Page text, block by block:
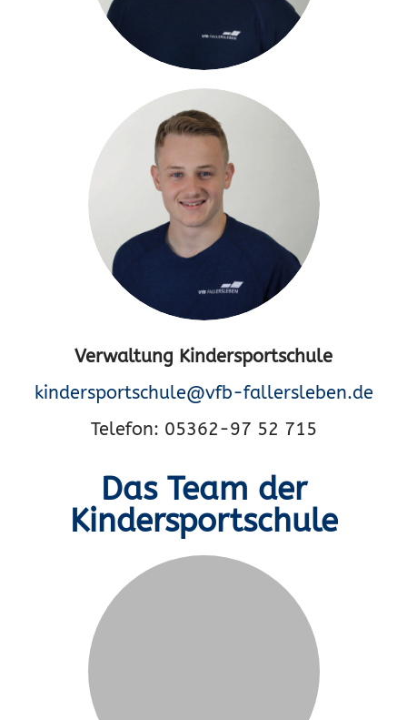
Verwaltung Kindersportschule
kindersportschule@vfb-fallersleben.de
Telefon: 05362-97 52 715
Das Team der
Kindersportschule